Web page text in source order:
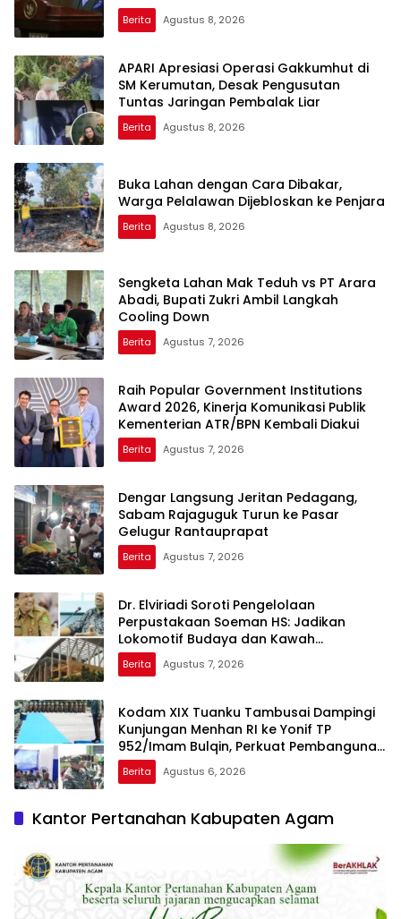
Berita Agustus 8, 2026
APARI Apresiasi Operasi Gakkumhut di
SM Kerumutan, Desak Pengusutan
Tuntas Jaringan Pembalak Liar
Berita Agustus 8, 2026
Buka Lahan dengan Cara Dibakar,
Warga Pelalawan Dijebloskan ke Penjara
Berita Agustus 8, 2026
Sengketa Lahan Mak Teduh vs PT Arara
Abadi, Bupati Zukri Ambil Langkah
Cooling Down
Berita Agustus 7, 2026
Raih Popular Government Institutions
Award 2026, Kinerja Komunikasi Publik
Kementerian ATR/BPN Kembali Diakui
Berita Agustus 7, 2026
Dengar Langsung Jeritan Pedagang,
Sabam Rajaguguk Turun ke Pasar
Gelugur Rantauprapat
Berita Agustus 7, 2026
Dr. Elviriadi Soroti Pengelolaan
Perpustakaan Soeman HS: Jadikan
Lokomotif Budaya dan Kawah
Candradimuka Intelektual
Berita Agustus 7, 2026
Kodam XIX Tuanku Tambusai Dampingi
Kunjungan Menhan RI ke Yonif TP
952/Imam Bulqin, Perkuat Pembangunan
Satuan
Berita Agustus 6, 2026
Kantor Pertanahan Kabupaten Agam